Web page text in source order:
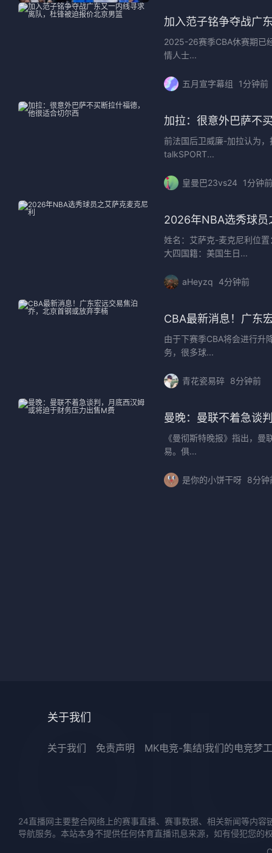
加入范子铭争夺战广
2025-26赛季CBA休赛期已
情人士...
五月宣字幕组 1分钟前
加拉：很意外巴萨不
前法国后卫威廉-加拉认为
talkSPORT...
皇曼巴23vs24 1分钟前
2026年NBA选秀球员
姓名：艾萨克-麦克尼利位
大四国籍：美国生日...
aHeyzq 4分钟前
CBA最新消息！广东
由于下赛季CBA将会进行升
务，很多球...
青花瓷易碎 8分钟前
曼晚：曼联不着急谈
《曼彻斯特晚报》指出，
易。俱...
是你的小饼干呀 8分钟
关于我们
关于我们 免责声明 MK电竞-集结!我们的电竞梦
24直播网主要整合网络上的赛事直播、赛事数据、相关新闻等内
导航服务。本站本身不提供任何体育直播讯息来源，如有侵犯您的